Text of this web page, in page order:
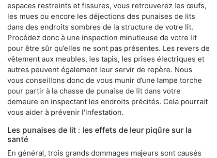
espaces restreints et fissures, vous retrouverez les œufs,
les mues ou encore les déjections des punaises de lits
dans des endroits sombres de la structure de votre lit.
Procédez donc à une inspection minutieuse de votre lit
pour être sûr qu’elles ne sont pas présentes. Les revers de
vêtement aux meubles, les tapis, les prises électriques et
autres peuvent également leur servir de repère. Nous
vous conseillons donc de vous munir d’une lampe torche
pour partir à la chasse de punaise de lit dans votre
demeure en inspectant les endroits précités. Cela pourrait
vous aider à prévenir l'infestation.
Les punaises de lit : les effets de leur piqûre sur la
santé
En général, trois grands dommages majeurs sont causés